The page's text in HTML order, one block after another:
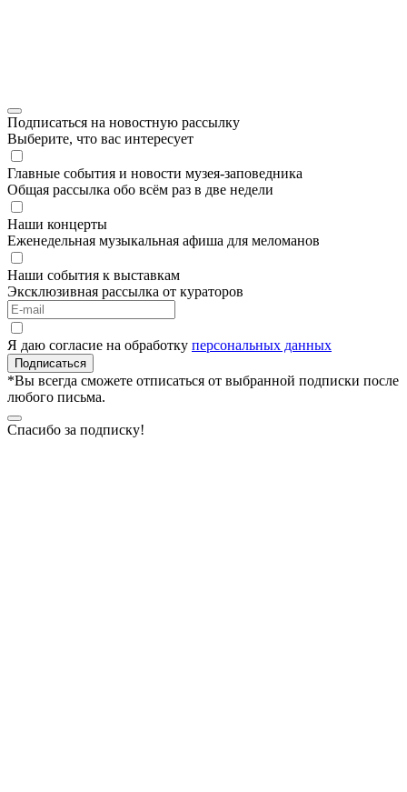
Подписаться на новостную рассылку
Выберите, что вас интересует
Главные события и новости музея-заповедника
Общая рассылка обо всём раз в две недели
Наши концерты
Еженедельная музыкальная афиша для меломанов
Наши события к выставкам
Эксклюзивная рассылка от кураторов
Я даю согласие на обработку персональных данных
Подписаться
*Вы всегда сможете отписаться от выбранной подписки после
любого письма.
Спасибо за подписку!